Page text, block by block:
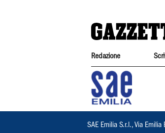
Redazione
SAE Emilia S.r.l., Via